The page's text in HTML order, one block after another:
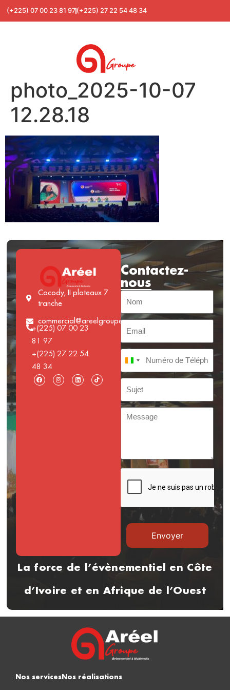
(+225) 07 00 23 81 97 (+225) 27 22 54 48 34
photo_2025-10-07
12.28.18
Cocody, II plateaux 7
tranche
commercial@areelgroupe.com
+(225) 07 00 23
81 97
+(225) 27 22 54
48 34
Contactez-
nous
Côte d’Ivoire +225
La force de l’évènementiel en Côte
d’Ivoire et en Afrique de l’Ouest
Nos services Nos réalisations